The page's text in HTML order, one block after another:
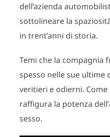
dell’azienda
sottolineare la
in trent’anni di storia.
Temi che la compagnia
spesso nelle sue ultime
veritieri e odierni.
raffigura la potenza dell’
sesso.